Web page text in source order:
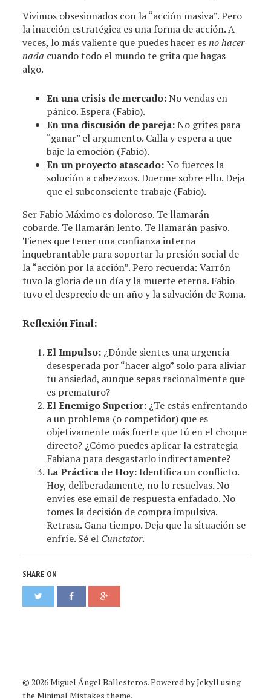
Vivimos obsesionados con la “acción masiva”. Pero
la inacción estratégica es una forma de acción. A
veces, lo más valiente que puedes hacer esno hacer
nada cuando todo el mundo te grita que hagas
algo.
En una crisis de mercado:No vendas en
pánico. Espera (Fabio).
En una discusión de pareja:No grites para
“ganar” el argumento. Calla y espera a que
baje la emoción (Fabio).
En un proyecto atascado:No fuerces la
solución a cabezazos. Duerme sobre ello. Deja
que el subconsciente trabaje (Fabio).
Ser Fabio Máximo es doloroso. Te llamarán
cobarde. Te llamarán lento. Te llamarán pasivo.
Tienes que tener una confianza interna
inquebrantable para soportar la presión social de
la “acción por la acción”. Pero recuerda: Varrón
tuvo la gloria de un día y la muerte eterna. Fabio
tuvo el desprecio de un año y la salvación de Roma.
Reflexión Final:
El Impulso: ¿Dónde sientes una urgencia
desesperada por “hacer algo” solo para aliviar
tu ansiedad, aunque sepas racionalmente que
es prematuro?
El Enemigo Superior: ¿Te estás enfrentando
a un problema (o competidor) que es
objetivamente más fuerte que tú en el choque
directo? ¿Cómo puedes aplicar la estrategia
Fabiana para desgastarlo indirectamente?
La Práctica de Hoy:Identifica un conflicto.
Hoy, deliberadamente, no lo resuelvas. No
envíes ese email de respuesta enfadado. No
tomes la decisión de compra impulsiva.
Retrasa. Gana tiempo. Deja que la situación se
enfríe. Sé el Cunctator.
SHARE ON
© 2026 Miguel Ángel Ballesteros. Powered byJekyll using
theMinimal Mistakes theme.